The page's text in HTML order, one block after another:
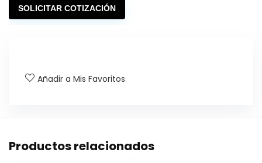
SOLICITAR COTIZACIÓN
Añadir a Mis Favoritos
Productos relacionados